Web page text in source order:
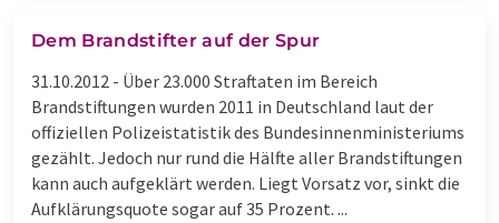
Dem Brandstifter auf der Spur
31.10.2012 - Über 23.000 Straftaten im Bereich
Brandstiftungen wurden 2011 in Deutschland laut der
offiziellen Polizeistatistik des Bundesinnenministeriums
gezählt. Jedoch nur rund die Hälfte aller Brandstiftungen
kann auch aufgeklärt werden. Liegt Vorsatz vor, sinkt die
Aufklärungsquote sogar auf 35 Prozent. ...